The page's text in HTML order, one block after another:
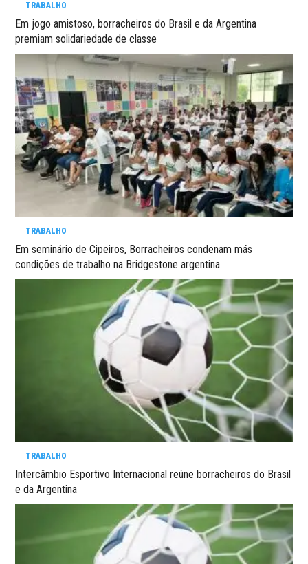
TRABALHO
Em jogo amistoso, borracheiros do Brasil e da Argentina
premiam solidariedade de classe
TRABALHO
Em seminário de Cipeiros, Borracheiros condenam más
condições de trabalho na Bridgestone argentina
TRABALHO
Intercâmbio Esportivo Internacional reúne borracheiros do Brasil
e da Argentina